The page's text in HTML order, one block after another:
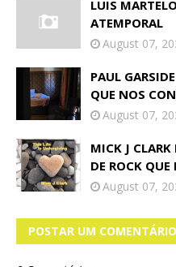
LUIS
ATEMPORAL
August 07,
PAUL
QUE NOS
August 07,
MICK J
DE ROCK
August 07,
POSTAR UM COMENTÁRIO